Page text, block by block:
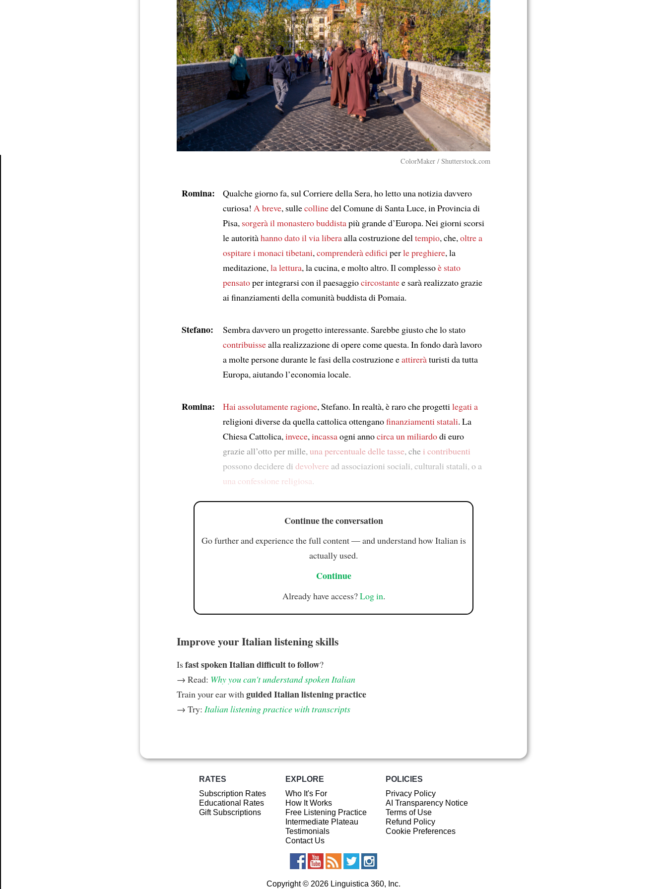
ColorMaker / Shutterstock.com
Romina:
Qualche giorno fa, sul Corriere della Sera, ho letto una notizia davvero
curiosa! A breve, sullecollinedel Comune di Santa Luce, in Provincia di
Pisa, sorgeràil monastero buddistapiù grande d’Europa. Nei giorni scorsi
le autoritàhanno dato il via liberaalla costruzione deltempio, che,oltre a
ospitarei monaci tibetani,comprenderàedificiperle preghiere, la
meditazione,la lettura, la cucina, e molto altro. Il complessoè stato
pensatoper integrarsi con il paesaggiocircostantee sarà realizzato grazie
ai finanziamenti della comunità buddista di Pomaia.
Stefano:
Sembra davvero un progetto interessante. Sarebbe giusto che lo stato
contribuissealla realizzazione di opere come questa. In fondo darà lavoro
a molte persone durante le fasi della costruzione eattireràturisti da tutta
Europa, aiutando l’economia locale.
Romina: Hai assolutamente ragione, Stefano. In realtà, è raro che progettilegati a
religioni diverse da quella cattolica ottenganofinanziamenti statali. La
Chiesa Cattolica,invece,incassaogni annocircaun miliardodi euro
grazie all’otto per mille,una percentuale delle tasse, che i contribuenti
possono decidere di devolvere ad associazioni sociali, culturali statali, o a
una confessione religiosa.
Continue the conversation
Go further and experience the full content — and understand how Italian is
actually used.
Continue
Already have access?Log in.
Improve your Italian listening skills
Isfast spoken Italian difficult to follow?
→ Read: Why you can't understand spoken Italian
Train your ear withguided Italian listening practice
→ Try: Italian listening practice with transcripts
RATES
Subscription Rates
Educational Rates
Gift Subscriptions
EXPLORE
Who It's For
How It Works
Free Listening Practice
Intermediate Plateau
Testimonials
Contact Us
POLICIES
Privacy Policy
AI Transparency Notice
Terms of Use
Refund Policy
Cookie Preferences
Copyright © 2026 Linguistica 360, Inc.